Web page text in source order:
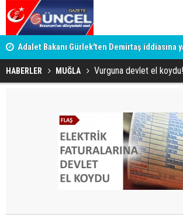
Adalet Bakanı Gürlek'ten Demirtaş iddiasına
Böyle bir açıklama yapmadım
HABERLER MUĞLA Vurguna devlet el koydu!